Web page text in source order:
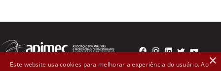
×
Este website usa cookies para melhorar a experiência do usuário. Ao